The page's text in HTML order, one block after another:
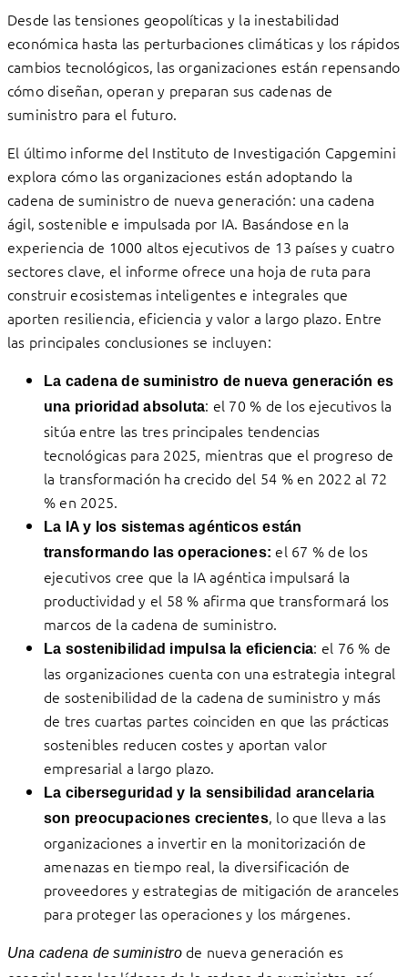
Desde las tensiones geopolíticas y la inestabilidad
económica hasta las perturbaciones climáticas y los rápidos
cambios tecnológicos, las organizaciones están repensando
cómo diseñan, operan y preparan sus cadenas de
suministro para el futuro.
El último informe del Instituto de Investigación Capgemini
explora cómo las organizaciones están adoptando la
cadena de suministro de nueva generación: una cadena
ágil, sostenible e impulsada por IA. Basándose en la
experiencia de 1000 altos ejecutivos de 13 países y cuatro
sectores clave, el informe ofrece una hoja de ruta para
construir ecosistemas inteligentes e integrales que
aporten resiliencia, eficiencia y valor a largo plazo. Entre
las principales conclusiones se incluyen:
La cadena de suministro de nueva generación es
una prioridad absoluta: el 70 % de los ejecutivos la
sitúa entre las tres principales tendencias
tecnológicas para 2025, mientras que el progreso de
la transformación ha crecido del 54 % en 2022 al 72
% en 2025.
La IA y los sistemas agénticos están
transformando las operaciones: el 67 % de los
ejecutivos cree que la IA agéntica impulsará la
productividad y el 58 % afirma que transformará los
marcos de la cadena de suministro.
La sostenibilidad impulsa la eficiencia: el 76 % de
las organizaciones cuenta con una estrategia integral
de sostenibilidad de la cadena de suministro y más
de tres cuartas partes coinciden en que las prácticas
sostenibles reducen costes y aportan valor
empresarial a largo plazo.
La ciberseguridad y la sensibilidad arancelaria
son preocupaciones crecientes, lo que lleva a las
organizaciones a invertir en la monitorización de
amenazas en tiempo real, la diversificación de
proveedores y estrategias de mitigación de aranceles
para proteger las operaciones y los márgenes.
Una cadena de suministrode nueva generación es